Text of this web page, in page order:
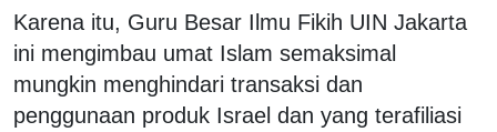
Karena itu, Guru Besar Ilmu Fikih UIN Jakarta
ini mengimbau umat Islam semaksimal
mungkin menghindari transaksi dan
penggunaan produk Israel dan yang terafiliasi